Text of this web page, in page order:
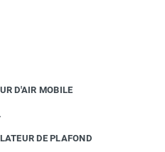
D'AIR MOBILE
DE PLAFOND